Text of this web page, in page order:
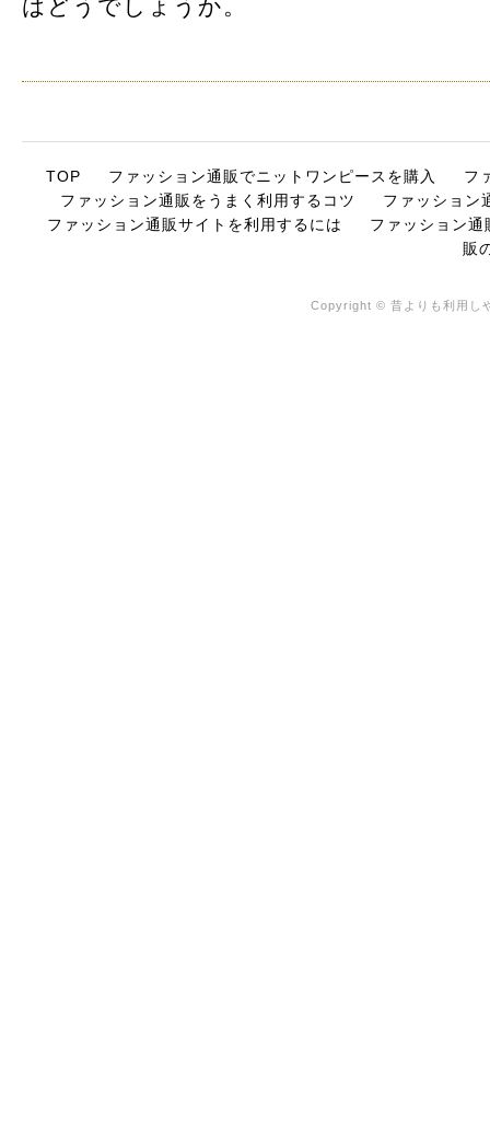
はどうでしょうか。
TOP ファッション通販でニットワンピースを購入
フ
ファッション通販をうまく利用するコツ
ファッション
ファッション通販サイトを利用するには
ファッション
販
Copyright © 昔よりも利用し